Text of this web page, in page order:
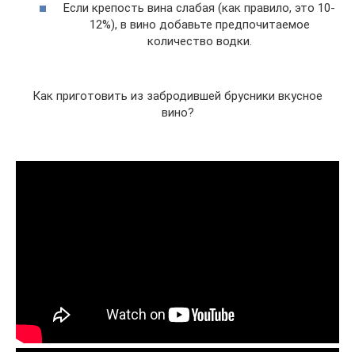
Если крепость вина слабая (как правило, это 10-
12%), в вино добавьте предпочитаемое
количество водки.
Как приготовить из забродившей брусники вкусное
вино?